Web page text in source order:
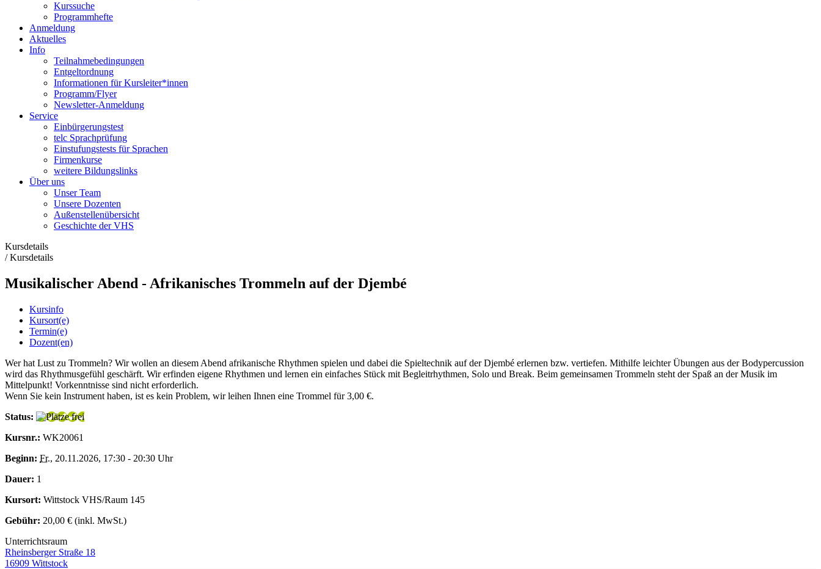
Kurssuche
Programmhefte
Anmeldung
Aktuelles
Info
Teilnahmebedingungen
Entgeltordnung
Informationen für Kursleiter*innen
Programm/Flyer
Newsletter-Anmeldung
Service
Einbürgerungstest
telc Sprachprüfung
Einstufungstests für Sprachen
Firmenkurse
weitere Bildungslinks
Über uns
Unser Team
Unsere Dozenten
Außenstellenübersicht
Geschichte der VHS
Kursdetails
/Kursdetails
Musikalischer Abend - Afrikanisches Trommeln auf der Djembé
Kursinfo
Kursort(e)
Termin(e)
Dozent(en)
Wer hat Lust zu Trommeln? Wir wollen an diesem Abend afrikanische Rhythmen spielen und dabei die Spieltechnik auf der Djembé erlernen bzw. vertiefen. Mithilfe leichter Übungen aus der Bodypercussion
wird das Rhythmusgefühl geschärft. Wir erfinden eigene Rhythmen und lernen ein einfaches Stück mit Begleitrhythmen, Solo und Break. Beim gemeinsamen Trommeln steht der Spaß an der Musik im
Mittelpunkt! Vorkenntnisse sind nicht erforderlich.
Wenn Sie kein Instrument haben, ist es kein Problem, wir leihen Ihnen eine Trommel für 3,00 €.
Status:
Kursnr.: WK20061
Beginn: Fr., 20.11.2026, 17:30 - 20:30 Uhr
Dauer: 1
Kursort: Wittstock VHS/Raum 145
Gebühr: 20,00 € (inkl. MwSt.)
Unterrichtsraum
Rheinsberger Straße 18
16909 Wittstock